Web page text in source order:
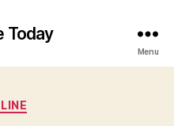
Today
Menu